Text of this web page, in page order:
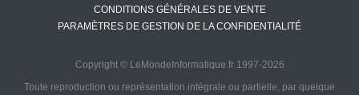
CONDITIONS GÉNÉRALES DE VENTE
PARAMÈTRES DE GESTION DE LA CONFIDENTIALITÉ
Copyright © LeMondeInformatique.fr 1997-2026
Toute reproduction ou représentation intégrale ou partielle, par quelque